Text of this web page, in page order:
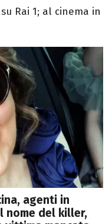
Rai 1; al cinema in
agenti in
nome del killer,